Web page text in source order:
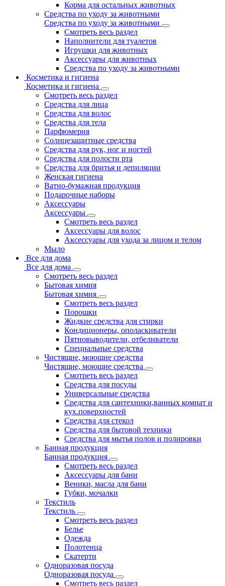
Корма для остальных животных
Средства по уходу за животными
Средства по уходу за животными
Смотреть весь раздел
Наполнители для туалетов
Игрушки для животных
Аксессуары для животных
Средства по уходу за животными
Косметика и гигиена
Косметика и гигиена
Смотреть весь раздел
Средства для лица
Средства для волос
Средства для тела
Парфюмерия
Солнцезащитные средства
Средства для рук, ног и ногтей
Средства для полости рта
Средства для бритья и депиляции
Женская гигиена
Ватно-бумажная продукция
Подарочные наборы
Аксессуары
Аксессуары
Смотреть весь раздел
Аксессуары для волос
Аксессуары для ухода за лицом и телом
Мыло
Все для дома
Все для дома
Смотреть весь раздел
Бытовая химия
Бытовая химия
Смотреть весь раздел
Порошки
Жидкие средства для стирки
Кондиционеры, ополаскиватели
Пятновыводители, отбеливатели
Специальные средства
Чистящие, моющие средства
Чистящие, моющие средства
Смотреть весь раздел
Средства для посуды
Универсальные средства
Средства для сантехники,ванных комнат и
кух.поверхностей
Средства для стекол
Средства для бытовой техники
Средства для мытья полов и полировки
Банная продукция
Банная продукция
Смотреть весь раздел
Аксессуары для бани
Веники, масла для бани
Губки, мочалки
Текстиль
Текстиль
Смотреть весь раздел
Белье
Одежда
Полотенца
Скатерти
Одноразовая посуда
Одноразовая посуда
Смотреть весь раздел